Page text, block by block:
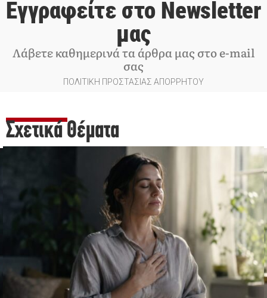
Εγγραφείτε στο Newsletter
μας
Λάβετε καθημερινά τα άρθρα μας στο e-mail
σας
ΠΟΛΙΤΙΚΗ ΠΡΟΣΤΑΣΙΑΣ ΑΠΟΡΡΗΤΟΥ
Σχετικά Θέματα